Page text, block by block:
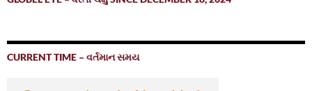
CURRENT TIME – વર્તમાન સમય